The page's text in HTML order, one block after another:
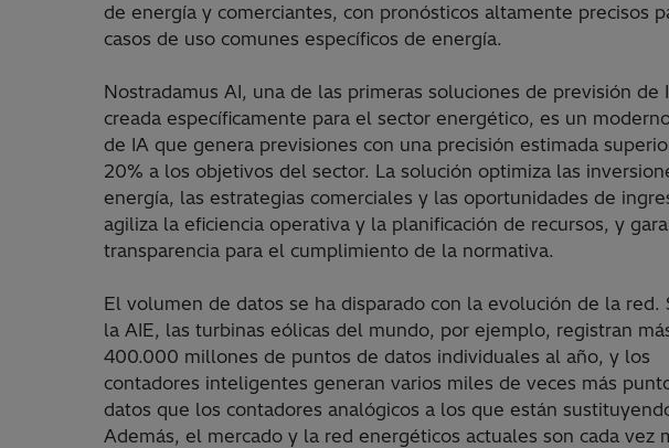
de energía y comerciantes, con pronósticos altamente precisos
casos de uso comunes específicos de energía.
Nostradamus AI, una de las primeras soluciones de previsión de
creada específicamente para el sector energético, es un
de IA que genera previsiones con una precisión estimada
20% a los objetivos del sector. La solución optimiza las
energía, las estrategias comerciales y las oportunidades de
agiliza la eficiencia operativa y la planificación de recursos, y
transparencia para el cumplimiento de la normativa.
El volumen de datos se ha disparado con la evolución de la red.
la AIE, las turbinas eólicas del mundo, por ejemplo, registran
400.000 millones de puntos de datos individuales al año, y los
contadores inteligentes generan varios miles de veces más
datos que los contadores analógicos a los que están
Además, el mercado y la red energéticos actuales son cada vez